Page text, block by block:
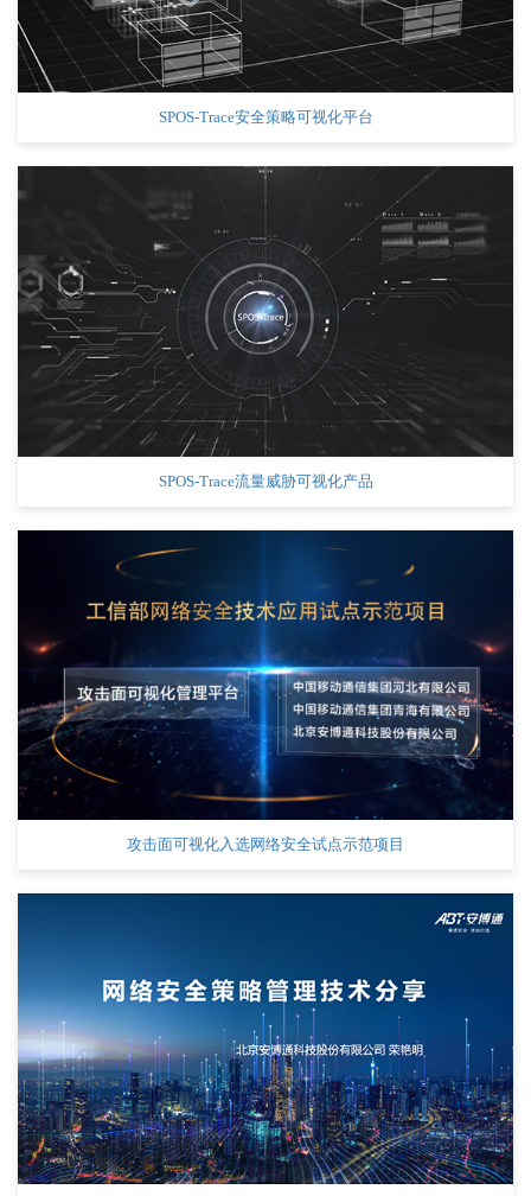
SPOS-Trace安全策略可视化平台
SPOS-Trace流量威胁可视化产品
攻击面可视化入选网络安全试点示范项目